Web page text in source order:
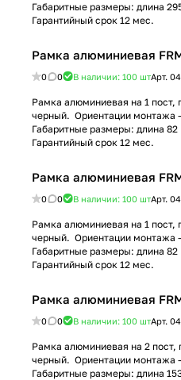
Габаритные размеры: длина
Гарантийный срок 12 мес.
Рамка алюминиевая
0 0 В наличии: 100 штАрт.
Рамка алюминиевая на 1
черный. Ориентации монтажа -
Габаритные размеры: длина
Гарантийный срок 12 мес.
Рамка алюминиевая
0 0 В наличии: 100 штАрт.
Рамка алюминиевая на 1
черный. Ориентации монтажа
Габаритные размеры: длина
Гарантийный срок 12 мес.
Рамка алюминиевая
0 0 В наличии: 100 штАрт.
Рамка алюминиевая на 2
черный. Ориентации монтажа -
Габаритные размеры: длина